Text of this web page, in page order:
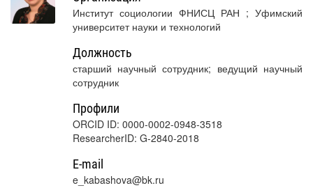
Институт социологии ФНИСЦ РАН ; Уфимский
университет науки и технологий
Должность
старший научный сотрудник; ведущий научный
сотрудник
Профили
ORCID ID: 0000-0002-0948-3518
ResearcherID: G-2840-2018
E-mail
e_kabashova@bk.ru